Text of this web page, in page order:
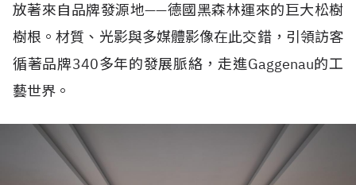
放著來自品牌發源地——德國黑森林運來的巨大松樹
樹根。材質、光影與多媒體影像在此交錯，引領訪客
循著品牌340多年的發展脈絡，走進Gaggenau的工
藝世界。